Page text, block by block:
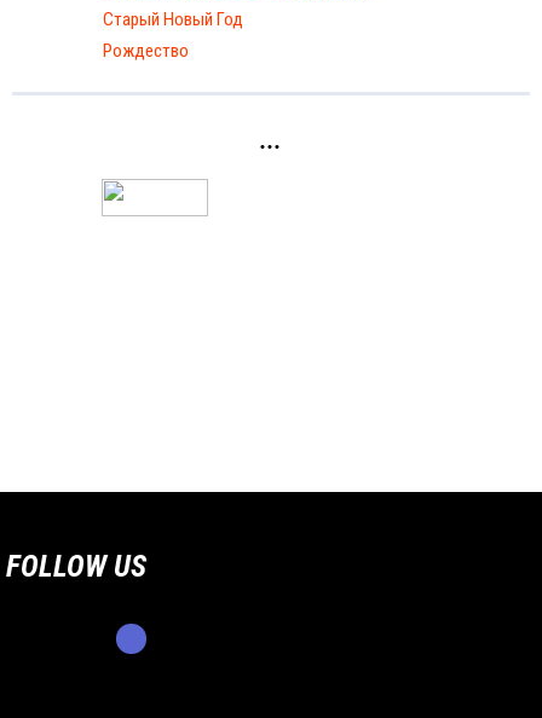
Старый Новый Год
Рождество
...
FOLLOW US